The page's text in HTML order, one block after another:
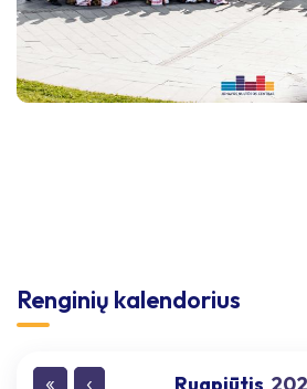
Renginių kalendorius
« ‹ Rugpjūtis